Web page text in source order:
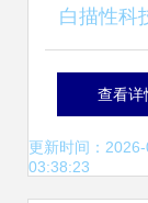
白描性科
官网设计思
查看详
更新时间：
03:38:23